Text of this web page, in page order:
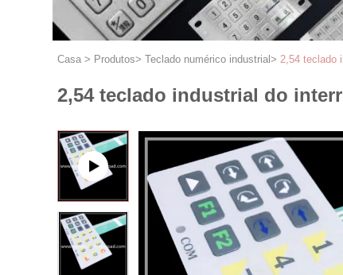
Casa > Produtos> Teclado numérico industrial > 2,54 teclado
2,54 teclado industrial do